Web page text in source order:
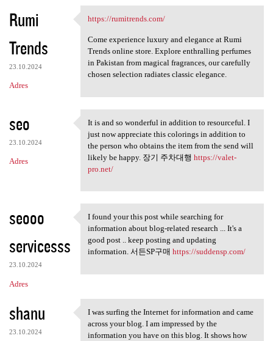
Rumi
Trends
23.10.2024
Adres
https://rumitrends.com/
https://rumitrends.com/
Come experience luxury and elegance at Rumi
Trends online store. Explore enthralling perfumes
in Pakistan from magical fragrances, our carefully
chosen selection radiates classic elegance.
seo
23.10.2024
Adres
It is and so wonderful in
It is and so wonderful in addition to resourceful. I
just now appreciate this colorings in addition to
the person who obtains the item from the send will
likely be happy. 장기 주차대행 https://valet-
pro.net/
seooo
servicesss
23.10.2024
Adres
I found your this post while
I found your this post while searching for
information about blog-related research ... It's a
good post .. keep posting and updating
information. 서든SP구매 https://suddensp.com/
shanu
23.10.2024
I was surfing the Internet
I was surfing the Internet for information and came
across your blog. I am impressed by the
information you have on this blog. It shows how